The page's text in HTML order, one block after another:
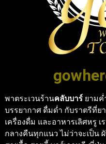
พาตระเวนร้านคลับบาร์ ยามค่
บรรยากาศ ดื่มด่ำ กับราตรีที่
เครื่องดื่ม และอาหารเลิศหรู
กลางคืนทุกแนว ไม่ว่าจะเป็น